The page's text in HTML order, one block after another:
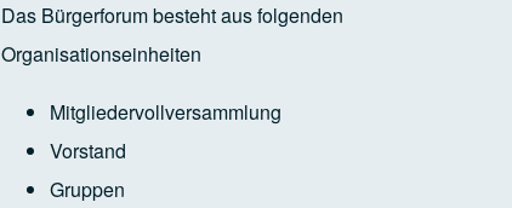
Das Bürgerforum besteht aus folgenden
Organisationseinheiten
Mitgliedervollversammlung
Vorstand
Gruppen